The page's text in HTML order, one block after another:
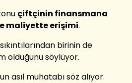
çiftçinin finansmana
maliyette erişimi.
birinin de
olduğunu söylüyor.
asıl muhatabı söz alıyor.